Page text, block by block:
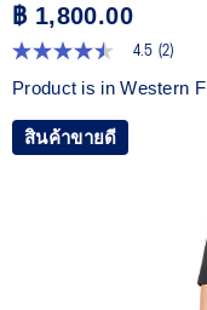
฿ 1,800.00
4.5
จาก
5
ดาว
ค่า
คะแนน
4.5 (2)
Product is in Western
สินค้าขายดี